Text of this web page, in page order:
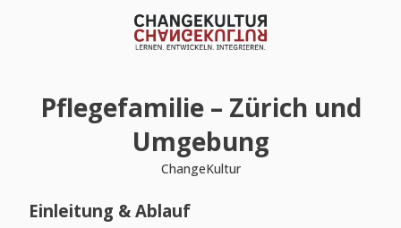
Pflegefamilie – Zürich und
Umgebung
ChangeKultur
Einleitung & Ablauf